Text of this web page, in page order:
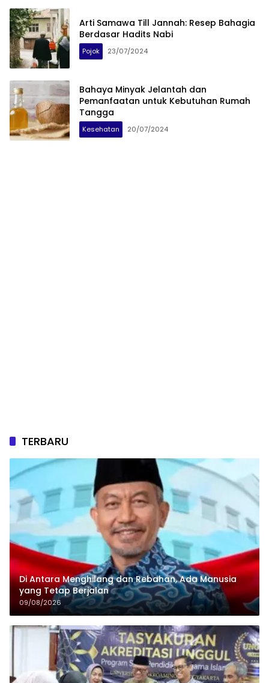
Arti Samawa Till Jannah: Resep Bahagia
Berdasar Hadits Nabi
Pojok 23/07/2024
Bahaya Minyak Jelantah dan
Pemanfaatan untuk Kebutuhan Rumah
Tangga
Kesehatan 20/07/2024
TERBARU
Di Antara Menghilang dan Rebahan, Ada Manusia
yang Tetap Berjalan
09/08/2026